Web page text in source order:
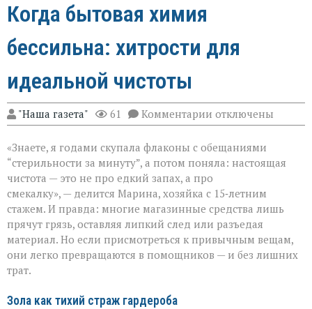
Когда бытовая химия
бессильна: хитрости для
идеальной чистоты
"Наша газета" 61 Комментарии к
записи
бытовая
химия
хитрости
для
идеальной
чистоты
отключены
«Знаете, я годами скупала флаконы с обещаниями
“стерильности за минуту”, а потом поняла: настоящая
чистота — это не про едкий запах, а про
смекалку», — делится Марина, хозяйка с 15‑летним
стажем. И правда: многие магазинные средства лишь
прячут грязь, оставляя липкий след или разъедая
материал. Но если присмотреться к привычным вещам,
они легко превращаются в помощников — и без лишних
трат.
Зола как тихий страж гардероба